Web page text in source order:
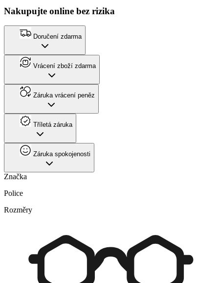
Nakupujte online bez rizika
Doručení zdarma
Vrácení zboží zdarma
Záruka vrácení peněz
Tříletá záruka
Záruka spokojenosti
Značka
Police
Rozměry